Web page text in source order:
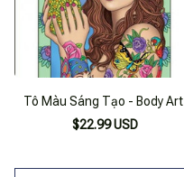
Tô Màu Sáng Tạo - Body Art
$22.99 USD